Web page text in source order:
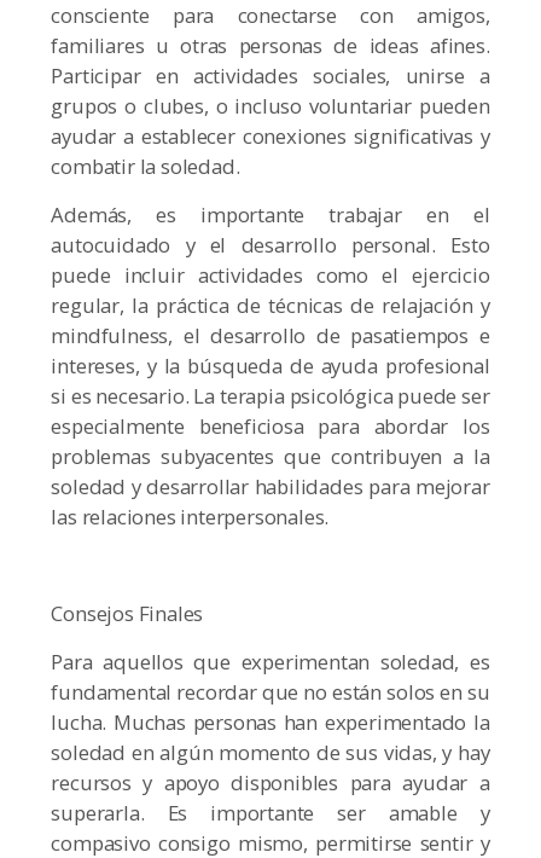
consciente para conectarse con amigos,
familiares u otras personas de ideas afines.
Participar en actividades sociales, unirse a
grupos o clubes, o incluso voluntariar pueden
ayudar a establecer conexiones significativas y
combatir la soledad.
Además, es importante trabajar en el
autocuidado y el desarrollo personal. Esto
puede incluir actividades como el ejercicio
regular, la práctica de técnicas de relajación y
mindfulness, el desarrollo de pasatiempos e
intereses, y la búsqueda de ayuda profesional
si es necesario. La terapia psicológica puede ser
especialmente beneficiosa para abordar los
problemas subyacentes que contribuyen a la
soledad y desarrollar habilidades para mejorar
las relaciones interpersonales.
Consejos Finales
Para aquellos que experimentan soledad, es
fundamental recordar que no están solos en su
lucha. Muchas personas han experimentado la
soledad en algún momento de sus vidas, y hay
recursos y apoyo disponibles para ayudar a
superarla. Es importante ser amable y
compasivo consigo mismo, permitirse sentir y